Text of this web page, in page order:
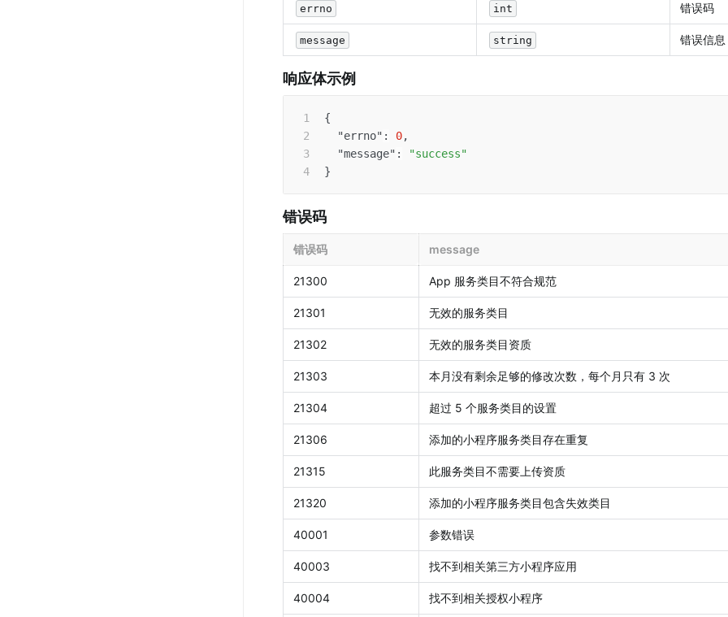
errno int 错误码
message string 错误信息
响应体示例
{
"errno" : 0,
"message" :
"success"
}
错误码
错误码 message
21300 App 服务类目不符合规范
21301 无效的服务类目
21302 无效的服务类目资质
21303 本月没有剩余足够的修改次数，每个月只有 3 次
21304 超过 5 个服务类目的设置
21306 添加的小程序服务类目存在重复
21315 此服务类目不需要上传资质
21320 添加的小程序服务类目包含失效类目
40001 参数错误
40003 找不到相关第三方小程序应用
40004 找不到相关授权小程序